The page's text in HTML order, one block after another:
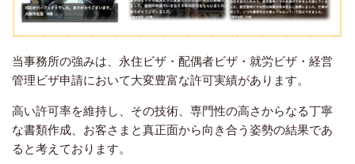
当事務所の強みは、永住ビザ・配偶者ビザ・就労ビザ・経営
管理ビザ申請において大変豊富な許可実績があります。
高い許可率を維持し、その技術、専門性の高さからなる丁寧
な書類作成、お客さまと真正面から向き合う姿勢の結果であ
ると考えております。